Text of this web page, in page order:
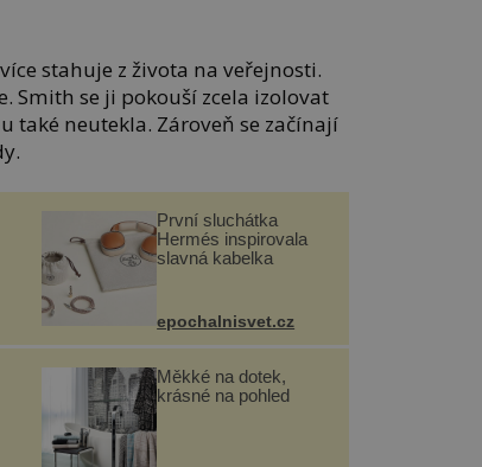
stahuje z života na veřejnosti.
Smith se ji pokouší zcela izolovat
také neutekla. Zároveň se začínají
První sluchátka
Hermés inspirovala
slavná kabelka
epochalnisvet.cz
Měkké na dotek,
krásné na pohled